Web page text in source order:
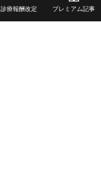
診療報酬改定 プレミアム記事